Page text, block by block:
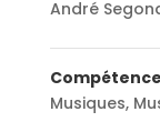
André
Musiques,